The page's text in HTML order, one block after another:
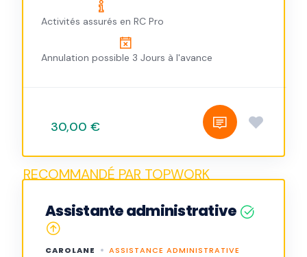
Activités assurés en RC Pro
Annulation possible 3 Jours à l'avance
30,00 €
Assistante administrative
CAROLANE ASSISTANCE ADMINISTRATIVE